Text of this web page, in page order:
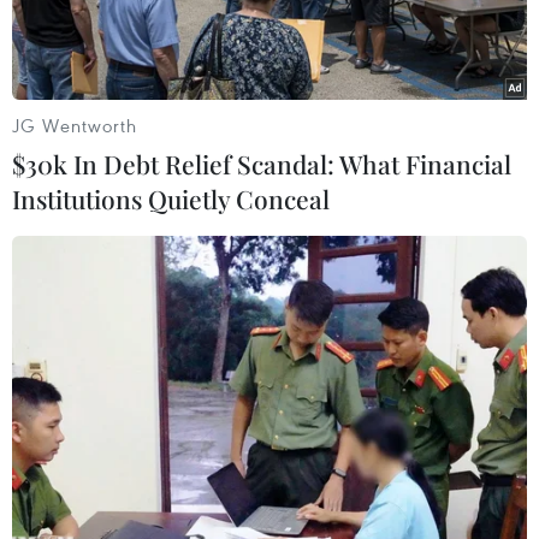
Cơ bản hoàn thành cống ngăn triều Mương Chuối thuộc dự án.
(Ảnh: Trần Xuân Tình/TTXVN)
Ngày 23/5, ông Nguyễn Thành Phong, Chủ tịch
Ủy ban Nhân dân Thành phố Hồ Chí Minh dẫn
đầu Đoàn lãnh đạo Ủy ban Nhân dân thành phố
JG Wentworth
$30k In Debt Relief Scandal: What Financial
Institutions Quietly Conceal